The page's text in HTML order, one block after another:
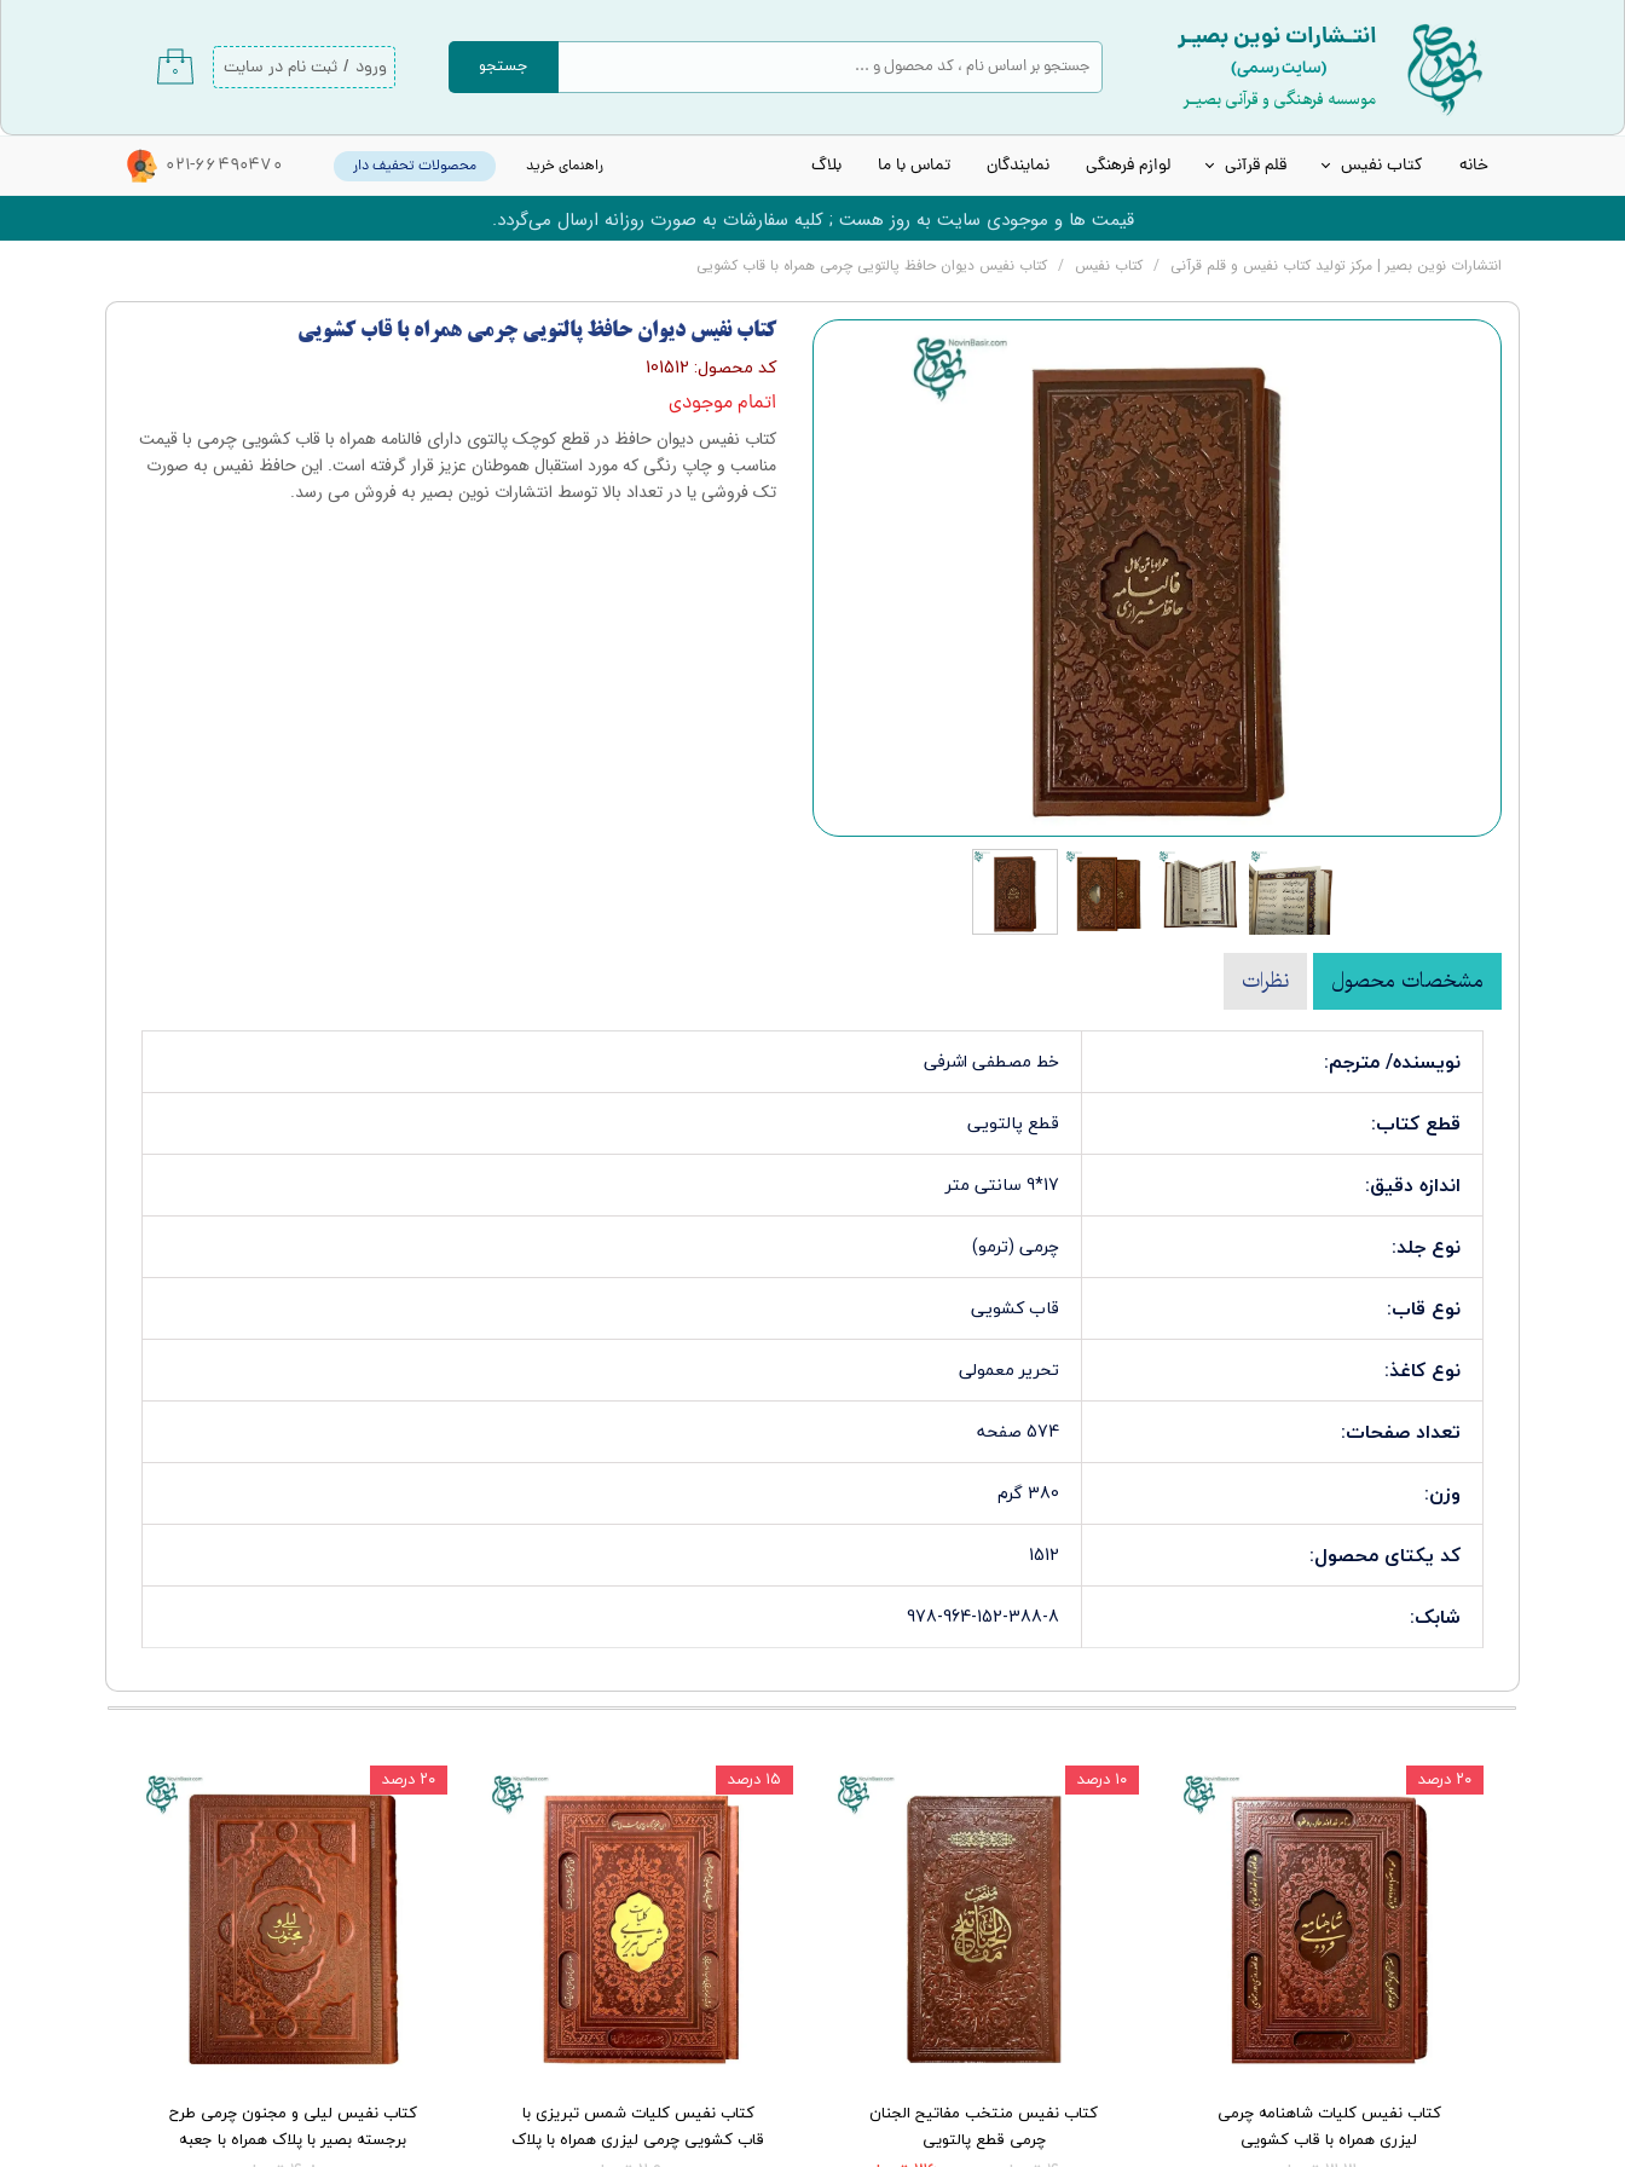
ورود / ثبت نام در سایت
تغییر گذر واژه
سفارشات
خروج از حساب کاربری
جستجو ۰
021-66490470 خانه کتاب نفیس
قرآن عروس | قرآن سفید
قرآن های رنگی | بدون قاب
انواع مثنوی، بوستان و گلستان
کتب نفیس شعر و ادبیات
قلم قرآنی
انواع قلم هوشمند قرآنی
قلم قرآنی 8 گیگابایت نسل جدید
قلم قرآنی 32 گیگابایت نسل جدید
قلم قرآنی 32 گیگابایت بلوتوث‌دار
قلم قرآنی 64 گیگابایت نسل جدید
لوازم جانبی قلم هوشمند قرآنی
لوازم فرهنگی نمایندگان تماس با ما بلاگ محصولات تحفیف دار راهنمای خرید
انتـشارات نوین بصیـر
موسسه فرهنگی و قرآنی بصیـر
(سایت رسمی)
قیمت ها و موجودی سایت به روز هست ; کلیه سفارشات به صورت روزانه ارسال می‌گردد.
انتشارات نوین بصیر | مرکز تولید کتاب نفیس و قلم قرآنی کتاب نفیس کتاب نفیس دیوان حافظ پالتویی چرمی همراه با قاب کشویی
کتاب نفیس دیوان حافظ پالتویی چرمی همراه با قاب کشویی
کد محصول: 101512
اتمام موجودی
کتاب نفیس دیوان حافظ در قطع کوچک پالتوی دارای فالنامه همراه با قاب کشویی چرمی با قیمت
مناسب و چاپ رنگی که مورد استقبال هموطنان عزیز قرار گرفته است. این حافظ نفیس به صورت
تک فروشی یا در تعداد بالا توسط انتشارات نوین بصیر به فروش می رسد.
مشخصات محصول نظرات
نویسنده/ مترجم: خط مصطفی اشرفی
قطع کتاب: قطع پالتویی
اندازه دقیق: 17*9 سانتی متر
نوع جلد: چرمی (ترمو)
نوع قاب: قاب کشویی
نوع کاغذ: تحریر معمولی
تعداد صفحات: 574 صفحه
وزن: 380 گرم
کد یکتای محصول: 1512
شابک: 978-964-152-388-8
کتاب نفیس کلیات شاهنامه چرمی
لیزری همراه با قاب کشویی
۲۰ درصد
کتاب نفیس منتخب مفاتیح الجنان
چرمی قطع پالتویی
۱۰ درصد
کتاب نفیس کلیات شمس تبریزی با
قاب کشویی چرمی لیزری همراه با پلاک
۱۵ درصد
کتاب نفیس لیلی و مجنون چرمی طرح
برجسته بصیر با پلاک همراه با جعبه
۲۰ درصد